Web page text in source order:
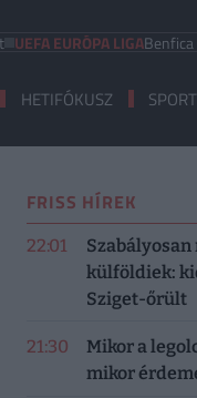
EURÓPA LIGABenfica6-1
HETIFÓKUSZ
FRISS HÍREK
22:01
külföldiek:
Sziget-őrült
21:30
Mikor a
mikor